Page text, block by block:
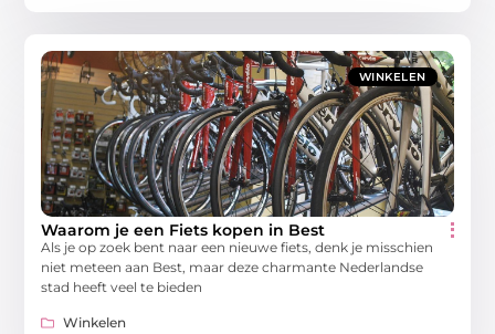
WINKELEN
Waarom je een Fiets kopen in Best
Als je op zoek bent naar een nieuwe fiets, denk je misschien
niet meteen aan Best, maar deze charmante Nederlandse
stad heeft veel te bieden
Winkelen